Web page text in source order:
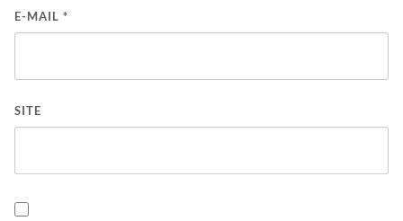
E-MAIL *
SITE